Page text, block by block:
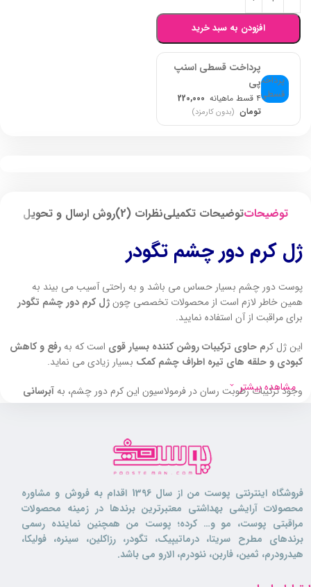
افزودن به سبد خرید
پرداخت قسطی اسنپ
پی
۴ قسط ماهیانه
220,000
تومان (بدون کارمزد)
توضیحاتتوضیحات تکمیلینظرات (2) روش ارسال و تحویل
ژل کرم دور چشم تگودر
پوست دور چشم بسیار حساس می باشد و به راحتی آسیب می بیند به
همین خاطر لازم است از محصولات تخصصی چونژل کرم دور چشم تگودر
برای مراقبت از آن استفاده نمایید.
این ژل کرم حاوی ترکیبات روشن کننده بسیار قوی است که بهرفع و کاهش
کبودی و حلقه های تیره اطراف چشم کمک بسیار زیادی می نماید.
وجود ترکیبات رطوبت رسان در فرمولاسیون این کرم دور چشم، بهآبرسانی
کامل و عمیق پوست این ناحیهکمک می کند و باعث شاداب و سر زنده شدن
این محصول به سنتز کلاژن و الاسین در پوست کمک می کند. که این امر نقش
رفع چین و چروک ها و خطوط اطراف چشم، به ویژه خطوط پنجه
ژل کرم دور چشم تگودر حاوی کافئین می باشد. این ماده گردش خون را در
پوست افزایش می دهد و باعثبهبود فرآیند اکسیژن رسانی می گردد. به
این ترتیب سبب کاهش پف اطراف چشممی گردد.
مشاهده بیشتر
فروشگاه اینترنتی پوست من از سال 1396 اقدام به فروش و مشاوره
محصولات آرایشی بهداشتی معتبرترین برندها در زمینه محصولات
مراقبتی پوست، مو و… کرده؛ پوست من همچنین نماینده رسمی
برندهای مطرح سریتا، درماتیپیک، تگودر، رزاکلین، سینره، فولیکا،
هیدرودرم، ثمین، فاربن، نئودرم، الارو می باشد.